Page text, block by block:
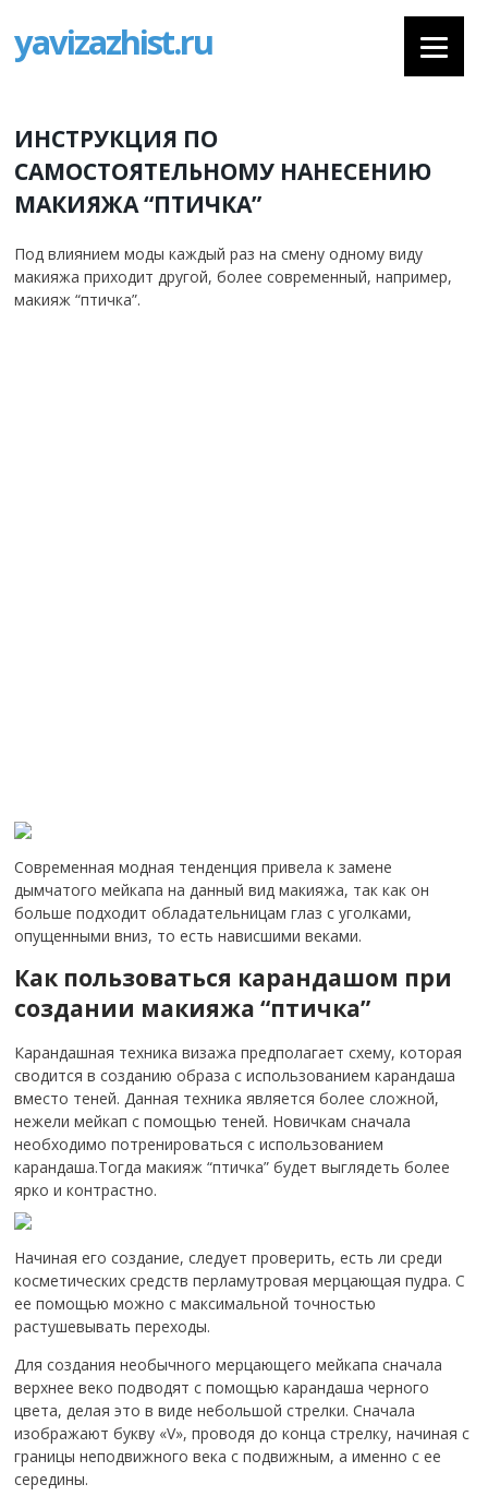
yavizazhist.ru
ИНСТРУКЦИЯ ПО
САМОСТОЯТЕЛЬНОМУ НАНЕСЕНИЮ
МАКИЯЖА “ПТИЧКА”
Под влиянием моды каждый раз на смену одному виду
макияжа приходит другой, более современный, например,
макияж “птичка”.
Современная модная тенденция привела к замене
дымчатого мейкапа на данный вид макияжа, так как он
больше подходит обладательницам глаз с уголками,
опущенными вниз, то есть нависшими веками.
Как пользоваться карандашом при
создании макияжа “птичка”
Карандашная техника визажа предполагает схему, которая
сводится в созданию образа с использованием карандаша
вместо теней. Данная техника является более сложной,
нежели мейкап с помощью теней. Новичкам сначала
необходимо потренироваться с использованием
карандаша.Тогда макияж “птичка” будет выглядеть более
ярко и контрастно.
Начиная его создание, следует проверить, есть ли среди
косметических средств перламутровая мерцающая пудра. С
ее помощью можно с максимальной точностью
растушевывать переходы.
Для создания необычного мерцающего мейкапа сначала
верхнее веко подводят с помощью карандаша черного
цвета, делая это в виде небольшой стрелки. Сначала
изображают букву «V», проводя до конца стрелку, начиная с
границы неподвижного века с подвижным, а именно с ее
середины.